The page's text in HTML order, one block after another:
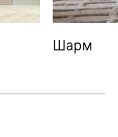
Шарм